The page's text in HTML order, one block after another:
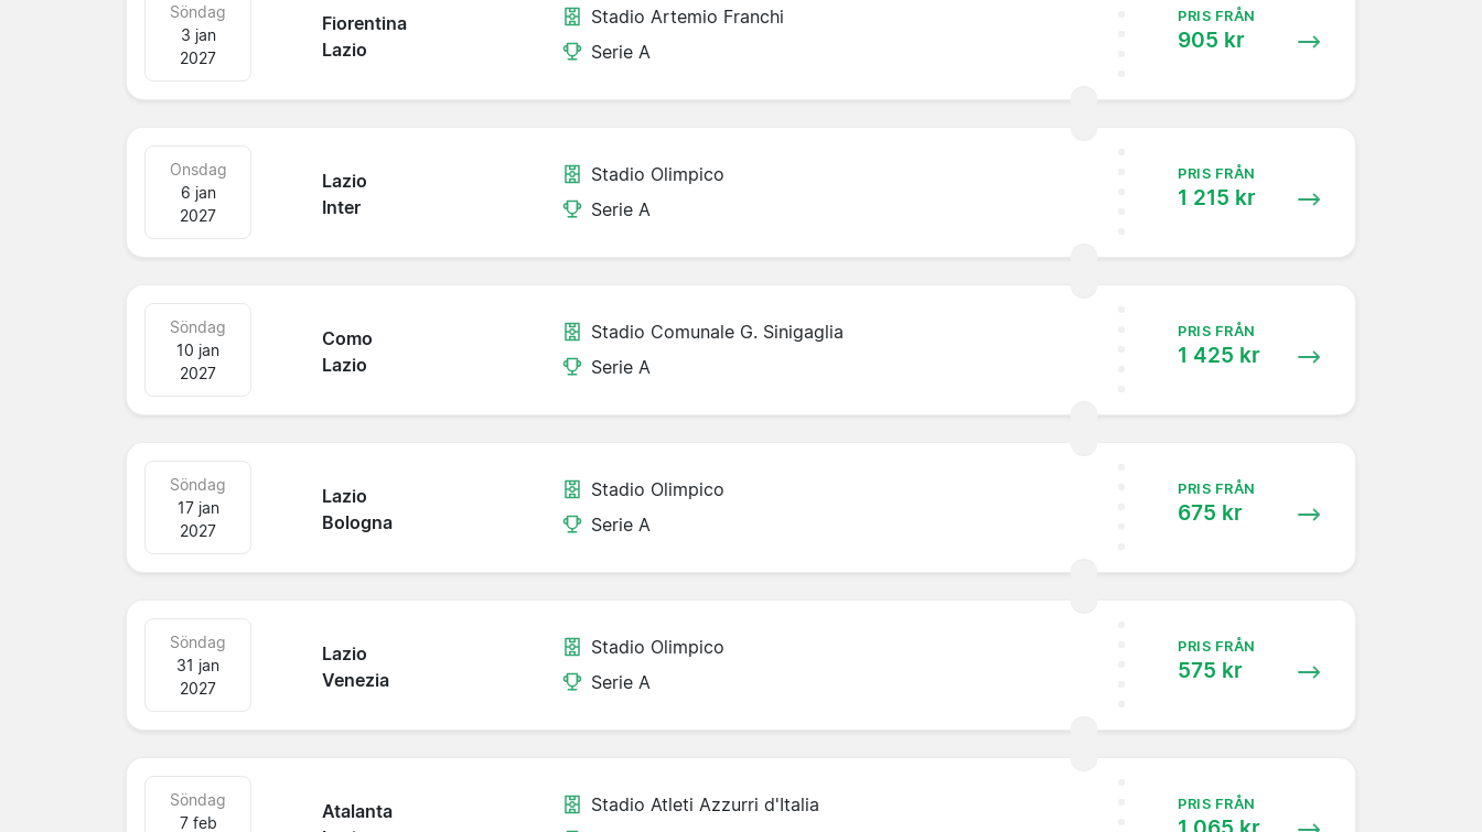
Fiorentina
Lazio
Söndag
3 jan
2027
Stadio Artemio Franchi
Serie A
PRIS FRÅN
905 kr
Lazio
Inter
Onsdag
6 jan
2027
Stadio Olimpico
Serie A
PRIS FRÅN
1 215 kr
Como
Lazio
Söndag
10 jan
2027
Stadio Comunale G. Sinigaglia
Serie A
PRIS FRÅN
1 425 kr
Lazio
Bologna
Söndag
17 jan
2027
Stadio Olimpico
Serie A
PRIS FRÅN
675 kr
Lazio
Venezia
Söndag
31 jan
2027
Stadio Olimpico
Serie A
PRIS FRÅN
575 kr
Atalanta
Söndag
7 feb
Stadio Atleti Azzurri d'Italia
PRIS FRÅN